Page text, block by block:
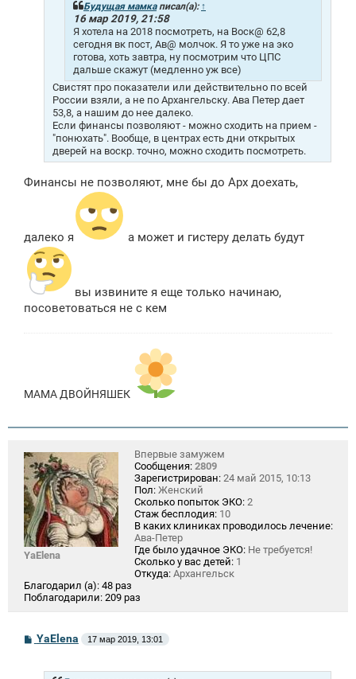
Будущая мамкаписал(а): ↑
16 мар 2019, 21:58
Я хотела на 2018 посмотреть, на Воск@ 62,8
сегодня вк пост, Ав@ молчок. Я то уже на эко
готова, хоть завтра, ну посмотрим что ЦПС
дальше скажут (медленно уж все)
Свистят про показатели или действительно по всей
России взяли, а не по Архангельску. Ава Петер дает
53,8, а нашим до нее далеко.
Если финансы позволяют - можно сходить на прием -
"понюхать". Вообще, в центрах есть дни открытых
дверей на воскр. точно, можно сходить посмотреть.
Финансы не позволяют, мне бы до Арх доехать,
далеко я а может и гистеру делать будут
вы извините я еще только начинаю,
посоветоваться не с кем
МАМА ДВОЙНЯШЕК
YaElena
Впервые замужем
Сообщения: 2809
Зарегистрирован: 24 май 2015, 10:13
Пол: Женский
Сколько попыток ЭКО: 2
Стаж бесплодия: 10
В каких клиниках проводилось лечение:
Ава-Петер
Где было удачное ЭКО: Не требуется!
Сколько у вас детей: 1
Откуда: Архангельск
Благодарил (а): 48 раз
Поблагодарили: 209 раз
С
о
YaElena 17 мар 2019, 13:01